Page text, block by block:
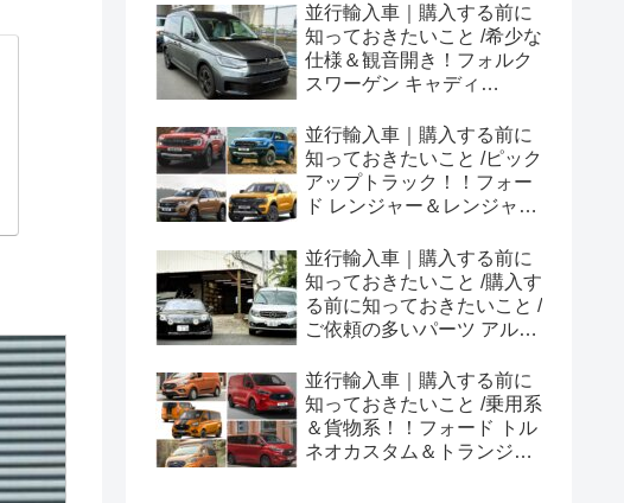
並行輸入車｜購入する前に
知っておきたいこと /希少な
仕様＆観音開き！フォルク
スワーゲン キャディ
並行輸入車｜購入する前に
知っておきたいこと /ピック
アップトラック！！フォー
ド レンジャー＆レンジャー
め！
並行輸入車｜購入する前に
知っておきたいこと /購入す
る前に知っておきたいこと /
ご依頼の多いパーツ アルピ
やカスタム・チューニング
パーツも何とかなる！②
並行輸入車｜購入する前に
知っておきたいこと /乗用系
＆貨物系！！フォード トル
ネオカスタム＆トランジッ